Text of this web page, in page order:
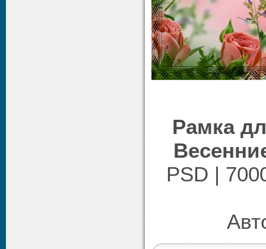
Рамка
PSD |